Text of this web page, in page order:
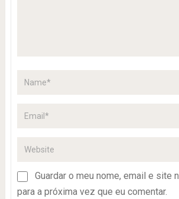
Guardar o meu nome, email e site
para a próxima vez que eu comentar.